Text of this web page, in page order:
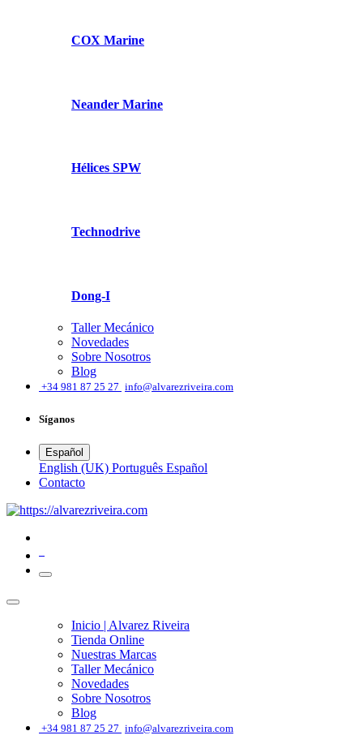
COX Marine
Neander Marine
Hélices SPW
Technodrive
Dong-I
Taller Mecánico
Novedades
Sobre Nosotros
Blog
+34 981 87 25 27 info@alvarezriveira.com
Síganos
Español
English (UK) Português Español
​Contacto
Inicio | Alvarez Riveira
Tienda Online
Nuestras Marcas
Taller Mecánico
Novedades
Sobre Nosotros
Blog
+34 981 87 25 27 info@alvarezriveira.com